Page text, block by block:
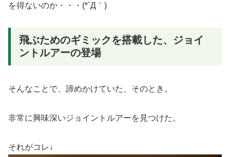
を得ないのか・・・(*´Д｀)
飛ぶためのギミックを搭載した、ジョイ
ントルアーの登場
そんなことで、諦めかけていた、そのとき。
非常に興味深いジョイントルアーを見つけた。
それがコレ↓